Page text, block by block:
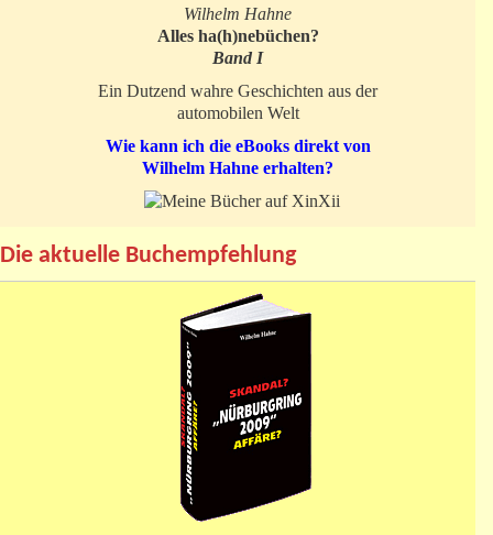
Wilhelm Hahne
Alles ha(h)nebüchen?
Band I
Ein Dutzend wahre Geschichten aus der
automobilen Welt
Wie kann ich die eBooks direkt von
Wilhelm Hahne erhalten?
Die aktuelle Buchempfehlung